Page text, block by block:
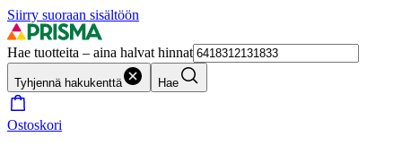
Siirry suoraan sisältöön
Hae tuotteita – aina halvat hinnat
Tyhjennä hakukenttä Hae
Ostoskori